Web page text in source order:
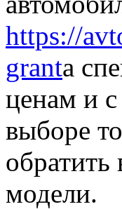
https://
granta
ценам и
выборе
модели.